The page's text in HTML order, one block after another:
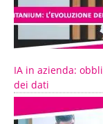
IA in azienda:
dei dati